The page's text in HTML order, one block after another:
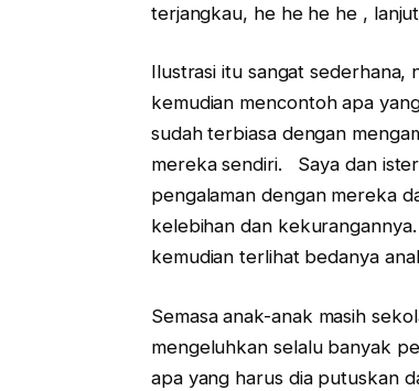
terjangkau, he he he he ,
Ilustrasi itu sangat sederhana,
kemudian mencontoh apa
sudah terbiasa dengan
mereka sendiri. Saya dan
pengalaman dengan mereka
kelebihan dan
kemudian terlihat bedanya
Semasa anak-anak masih
mengeluhkan selalu banyak
apa yang harus dia putuskan